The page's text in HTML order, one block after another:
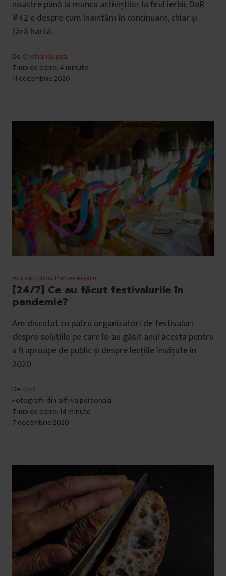
noastre până la munca activiștilor la firul ierbii, DoR
#42 e despre cum înaintăm în continuare, chiar și
fără hartă.
De Cristian Lupșa
Timp de citire: 4 minute
11 decembrie 2020
Actualizator,Parteneriate
[24/7] Ce au făcut festivalurile în
pandemie?
Am discutat cu patru organizatori de festivaluri
despre soluțiile pe care le-au găsit anul acesta pentru
a fi aproape de public și despre lecțiile învățate în
2020.
De DoR
Fotografii din arhiva personală
Timp de citire: 14 minute
7 decembrie 2020